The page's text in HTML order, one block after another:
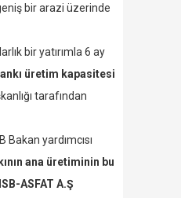
bir arazi üzerinde
bir yatırımla 6 ay
üretim kapasitesi
tarafından
yardımcısı
ana üretiminin bu
ASFAT A.Ş